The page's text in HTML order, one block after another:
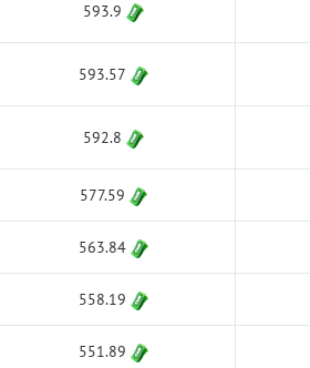
593.9
593.57
592.8
577.59
563.84
558.19
551.89